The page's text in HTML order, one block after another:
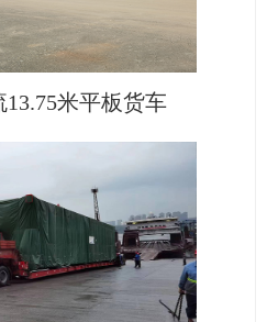
米平板货车